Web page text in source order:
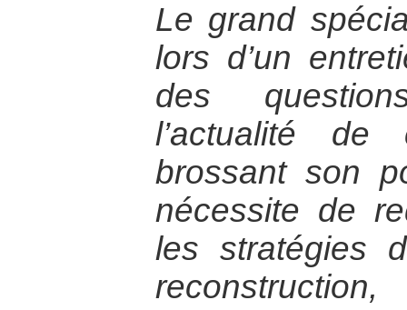
Le grand
lors d’un
des
l’actualité
brossant son
nécessite de
les stratégies